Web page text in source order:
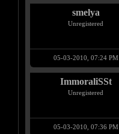
smelya
Unregistered
05-03-2010, 07:24 PM
ImmoraliSSt
Unregistered
05-03-2010, 07:36 PM